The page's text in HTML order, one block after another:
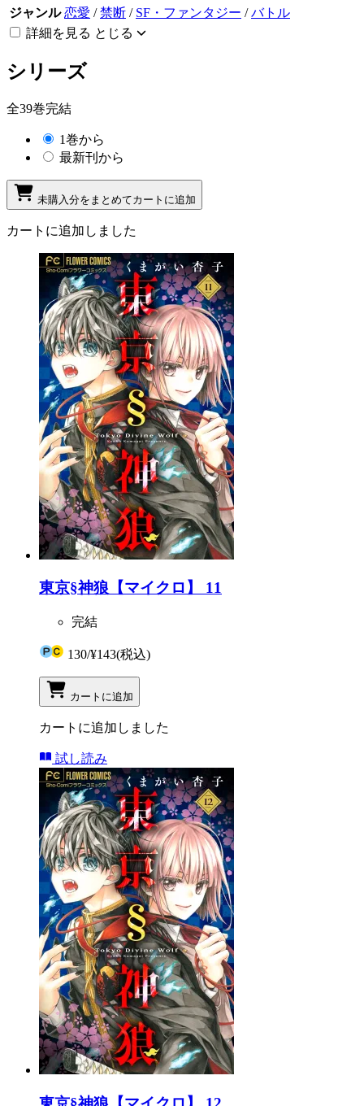
ジャンル 恋愛 /禁断 / SF・ファンタジー /バトル
詳細を見る とじる
シリーズ
全39巻完結
1巻から
最新刊から
未購入分をまとめてカートに追加
カートに追加しました
東京§神狼【マイクロ】 11
完結
130/¥143(税込)
カートに追加
カートに追加しました
試し読み